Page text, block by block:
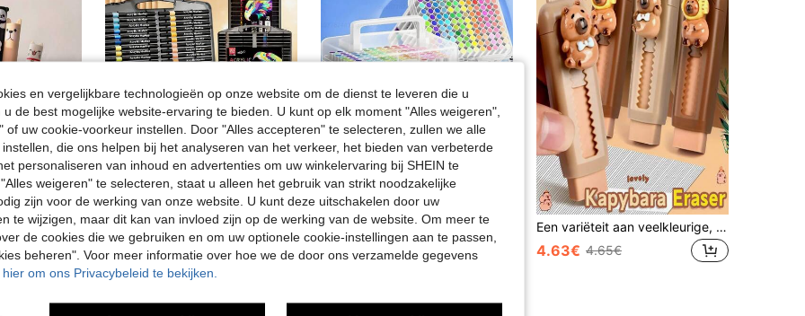
Nieuwe set van 8 diervormige uitwisbare gelpennen, meerdere verschillende inktkleuren, ontwerpen van leeuw, olifant, koe en dinosaurus, kan worden gebruikt als beloningen voor studenten, cadeaus voor de terugkeer naar school
12/24/48/60/80 kleuren acrylmarkers voor kunstenaars, fijne punt, waterdichte schilderpennen, geschikt voor steen, glas, keramiek, schilderen, terug naar school
6.68€ 6.03€
Een variëteit aan veelkleurige, multifunctionele 1 stuk, 2 stuks, 4 stuks push-pull capybara gummen, zacht, campuswelzijn, essentiële thuisbenodigdheden voor leren, terug naar school
4.63€ 4.65€
en vergelijkbare technologieën op onze website om de dienst te leveren die u
de best mogelijke website-ervaring te bieden. U kunt op elk moment "Alles weigeren",
of uw cookie-voorkeur instellen. Door "Alles accepteren" te selecteren, zullen we alle
die ons helpen bij het analyseren van het verkeer, het bieden van verbeterde
personaliseren van inhoud en advertenties om uw winkelervaring bij SHEIN te
weigeren" te selecteren, staat u alleen het gebruik van strikt noodzakelijke
zijn voor de werking van onze website. U kunt deze uitschakelen door uw
te wijzigen, maar dit kan van invloed zijn op de werking van de website. Om meer te
de cookies die we gebruiken en om uw optionele cookie-instellingen aan te passen,
beheren". Voor meer informatie over hoe we de door ons verzamelde gegevens
hier om ons Privacybeleid te bekijken.